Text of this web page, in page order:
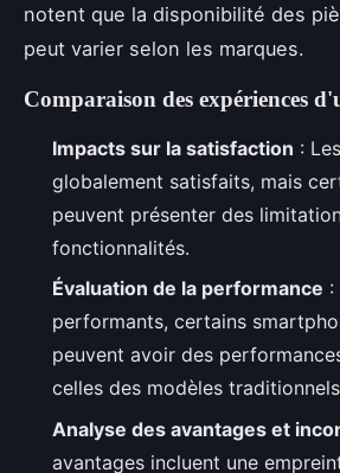
notent que la disponibilité des
peut varier selon les marques.
Comparaison des expériences
Impacts sur la satisfaction :
globalement satisfaits, mais
peuvent présenter des
fonctionnalités.
Évaluation de la performance :
performants, certains
peuvent avoir des
celles des modèles
Analyse des avantages et
avantages incluent une